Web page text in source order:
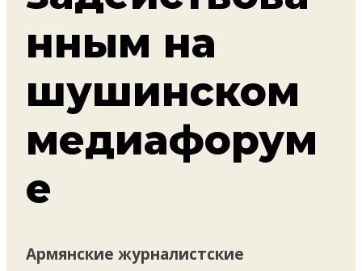
нным на
шушинском
медиафорум
е
Армянские журналистские